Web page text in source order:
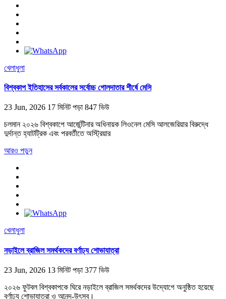
খেলাধুলা
বিশ্বকাপ ইতিহাসের সর্বকালের সর্বোচ্চ গোলদাতার শীর্ষে মেসি
23 Jun, 2026 17 মিনিট পড়া 847 ভিউ
চলমান ২০২৬ বিশ্বকাপে আর্জেন্টিনার অধিনায়ক লিওনেল মেসি আলজেরিয়ার বিরুদ্ধে
দুর্দান্ত হ্যাটট্রিক এবং পরবর্তীতে অস্ট্রিয়ার
আরও পড়ুন
খেলাধুলা
নড়াইলে ব্রাজিল সমর্থকদের বর্ণাঢ্য শোভাযাত্রা
23 Jun, 2026 13 মিনিট পড়া 377 ভিউ
২০২৬ ফুটবল বিশ্বকাপকে ঘিরে নড়াইলে ব্রাজিল সমর্থকদের উদ্যোগে অনুষ্ঠিত হয়েছে
বর্ণাঢ্য শোভাযাত্রা ও আনন্দ-উৎসব।